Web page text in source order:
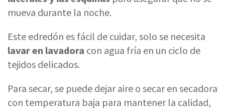
mueva durante la noche.
Este edredón es fácil de cuidar, solo se necesita
lavar en lavadora con agua fría en un ciclo de
tejidos delicados.
Para secar, se puede dejar aire o secar en secadora
con temperatura baja para mantener la calidad,